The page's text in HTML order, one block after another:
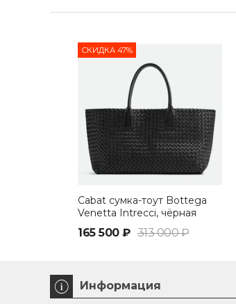
СКИДКА 47%
Cabat сумка-тоут Bottega
Venetta Intrecci, чёрная
165 500 ₽ 313 000 ₽
Информация